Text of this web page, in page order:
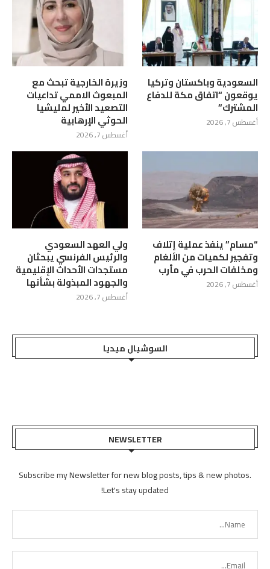
السعودية وباكستان وتركيا
يوقعون “اتفاق مكة للدفاع
المشترك”
أغسطس 7, 2026
وزيرة الخارجية تبحث مع
المبعوث الاممي تداعيات
التصعيد الأخير لمليشيا
الحوثي الإرهابية
أغسطس 7, 2026
“مسام” ينفذ عملية إتلاف
وتفجير لكميات من الألغام
ومخلفات الحرب في مأرب
أغسطس 7, 2026
ولي العهد السعودي
والرئيس الفرنسي يبحثان
مستجدات الأحداث الإقليمية
والجهود المبذولة بشأنها
أغسطس 7, 2026
السوشيال ميديا
NEWSLETTER
Subscribe my Newsletter for new blog posts, tips & new photos.
Let's stay updated!